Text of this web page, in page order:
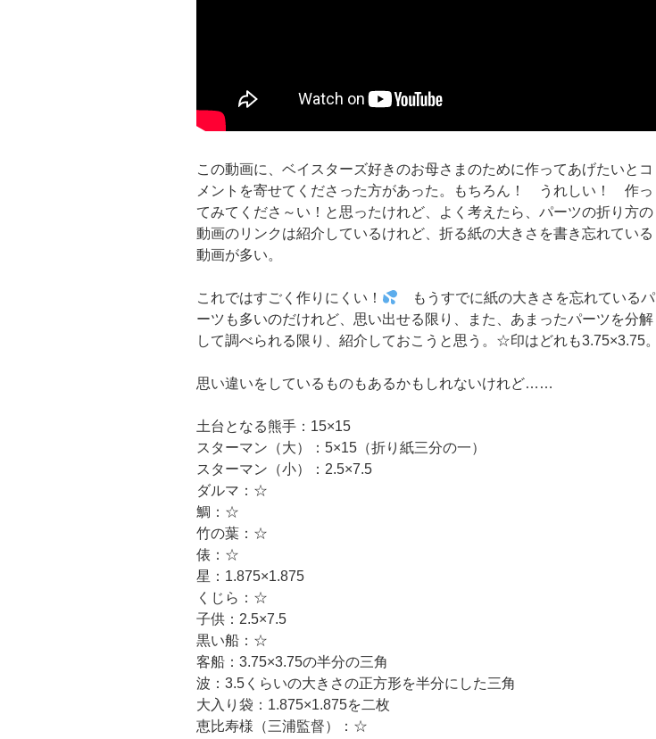
この動画に、ベイスターズ好きのお母さまのために作ってあげたいとコ
メントを寄せてくださった方があった。もちろん！ うれしい！ 作っ
てみてくださ～い！と思ったけれど、よく考えたら、パーツの折り方の
動画のリンクは紹介しているけれど、折る紙の大きさを書き忘れている
動画が多い。
これではすごく作りにくい！
もうすでに紙の大きさを忘れているパ
ーツも多いのだけれど、思い出せる限り、また、あまったパーツを分解
して調べられる限り、紹介しておこうと思う。☆印はどれも3.75×3.75。
思い違いをしているものもあるかもしれないけれど……
土台となる熊手：15×15
スターマン（大）：5×15（折り紙三分の一）
スターマン（小）：2.5×7.5
ダルマ：☆
鯛：☆
竹の葉：☆
俵：☆
星：1.875×1.875
くじら：☆
子供：2.5×7.5
黒い船：☆
客船：3.75×3.75の半分の三角
波：3.5くらいの大きさの正方形を半分にした三角
大入り袋：1.875×1.875を二枚
恵比寿様（三浦監督）：☆